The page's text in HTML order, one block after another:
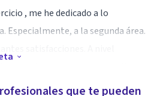
, me he dedicado a lo
Especialmente, a la segunda área.
y el estudio constante.que te pueden